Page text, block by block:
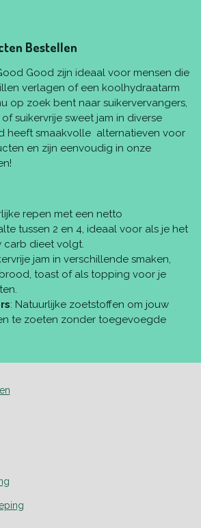
Bestellen
Good zijn ideaal voor mensen die
verlagen of een koolhydraatarm
op zoek bent naar suikervervangers,
suikervrije sweet jam in diverse
heeft smaakvolle alternatieven voor
en zijn eenvoudig in onze
repen met een netto
tussen 2 en 4, ideaal voor als je het
carb dieet volgt.
jam in verschillende smaken,
toast of als topping voor je
: Natuurlijke zoetstoffen om jouw
te zoeten zonder toegevoegde